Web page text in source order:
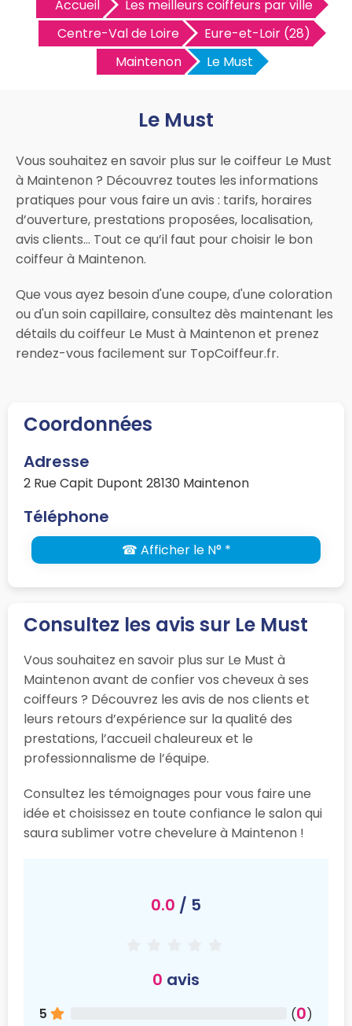
Accueil
Les meilleurs coiffeurs par ville
Centre-Val de Loire
Eure-et-Loir (28)
Maintenon
Le Must
Le Must
Vous souhaitez en savoir plus sur le coiffeur Le Must
à Maintenon ? Découvrez toutes les informations
pratiques pour vous faire un avis : tarifs, horaires
d’ouverture, prestations proposées, localisation,
avis clients… Tout ce qu’il faut pour choisir le bon
coiffeur à Maintenon.
Que vous ayez besoin d'une coupe, d'une coloration
ou d'un soin capillaire, consultez dès maintenant les
détails du coiffeur Le Must à Maintenon et prenez
rendez-vous facilement sur TopCoiffeur.fr.
Coordonnées
Adresse
2 Rue Capit Dupont 28130 Maintenon
Téléphone
☎ Afficher le N° *
Consultez les avis sur Le Must
Vous souhaitez en savoir plus sur Le Must à
Maintenon avant de confier vos cheveux à ses
coiffeurs ? Découvrez les avis de nos clients et
leurs retours d’expérience sur la qualité des
prestations, l’accueil chaleureux et le
professionnalisme de l’équipe.
Consultez les témoignages pour vous faire une
idée et choisissez en toute confiance le salon qui
saura sublimer votre chevelure à Maintenon !
0.0 / 5
0 avis
5 (0)